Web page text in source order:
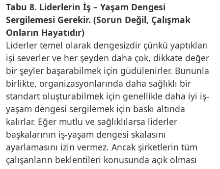
Tabu 8. Liderlerin İş – Yaşam Dengesi
Sergilemesi Gerekir. (Sorun Değil, Çalışmak
Onların Hayatıdır)
Liderler temel olarak dengesizdir çünkü yaptıkları
işi severler ve her şeyden daha çok, dikkate değer
bir şeyler başarabilmek için güdülenirler. Bununla
birlikte, organizasyonlarında daha sağlıklı bir
standart oluşturabilmek için genellikle daha iyi iş-
yaşam dengesi sergilemek için baskı altında
kalırlar. Eğer mutlu ve sağlıklılarsa liderler
başkalarının iş-yaşam dengesi skalasını
ayarlamasını izin vermez. Ancak şirketlerin tüm
çalışanların beklentileri konusunda açık olması